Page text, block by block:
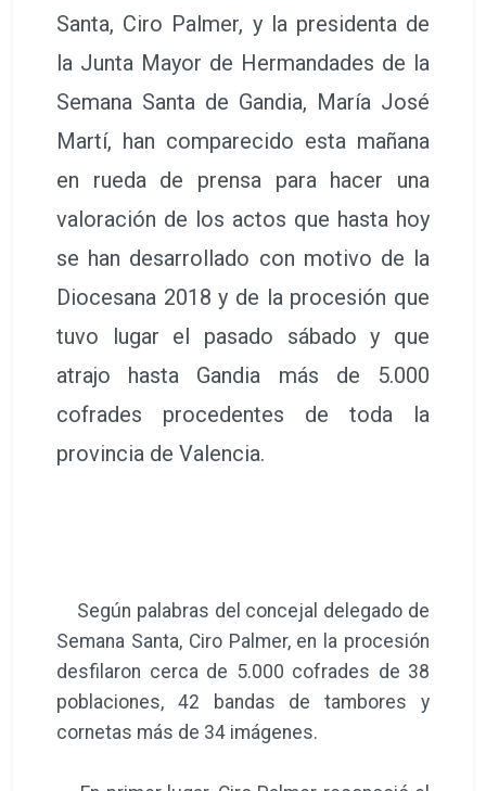
Santa, Ciro Palmer, y la presidenta de
la Junta Mayor de Hermandades de la
Semana Santa de Gandia, María José
Martí, han comparecido esta mañana
en rueda de prensa para hacer una
valoración de los actos que hasta hoy
se han desarrollado con motivo de la
Diocesana 2018 y de la procesión que
tuvo lugar el pasado sábado y que
atrajo hasta Gandia más de 5.000
cofrades procedentes de toda la
provincia de Valencia.
Según palabras del concejal delegado de
Semana Santa, Ciro Palmer, en la procesión
desfilaron cerca de 5.000 cofrades de 38
poblaciones, 42 bandas de tambores y
cornetas más de 34 imágenes.